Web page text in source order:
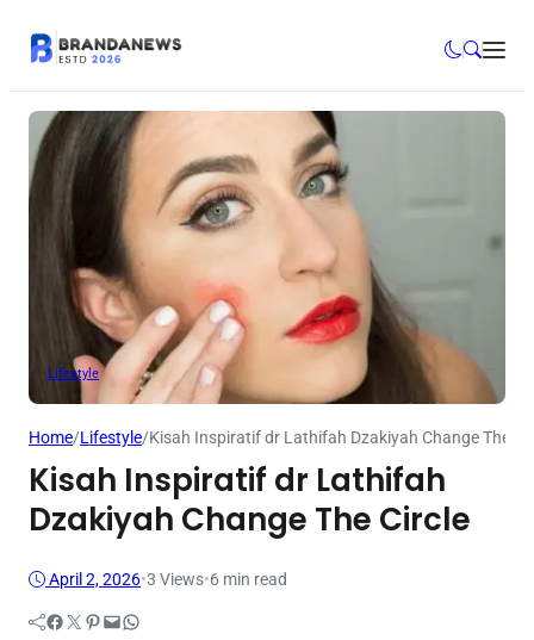
Lifestyle
Home/Lifestyle/Kisah Inspiratif dr Lathifah Dzakiyah Change The
Kisah Inspiratif dr Lathifah
Dzakiyah Change The Circle
April 2, 2026•3 Views•6 min read
Facebook Twitter Pinterest Mail WhatsApp